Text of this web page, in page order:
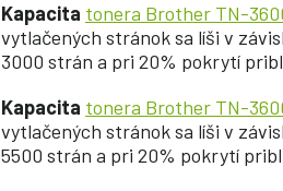
Kapacita tonera Brother TN-
vytlačených stránok sa líši v
3000 strán a pri 20% pokrytí
Kapacita tonera Brother TN-
vytlačených stránok sa líši v
5500 strán a pri 20% pokrytí